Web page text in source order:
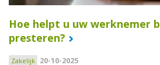
Hoe helpt u uw werknemer
presteren?
Zakelijk 20-10-2025